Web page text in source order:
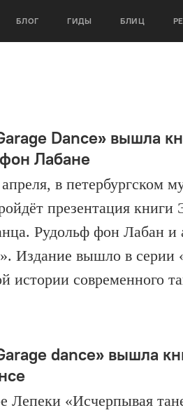
БЛОГ ГИДЫ БЛИЦ
Dance» вышла
Лабане
в петербургском
презентация книги
Рудольф фон Лабан и
Издание вышло в серии
истории современного
dance» вышла
Лепеки «Исчерпывая